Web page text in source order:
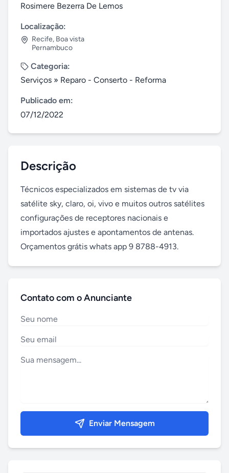
Rosimere Bezerra De Lemos
Localização:
Recife, Boa vista
Pernambuco
Categoria:
Serviços » Reparo - Conserto - Reforma
Publicado em:
07/12/2022
Descrição
Técnicos especializados em sistemas de tv via
satélite sky, claro, oi, vivo e muitos outros satélites
configurações de receptores nacionais e
importados ajustes e apontamentos de antenas.
Orçamentos grátis whats app 9 8788-4913.
Contato com o Anunciante
Enviar Mensagem